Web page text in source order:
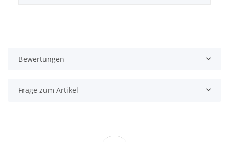
Bewertungen
Frage zum Artikel